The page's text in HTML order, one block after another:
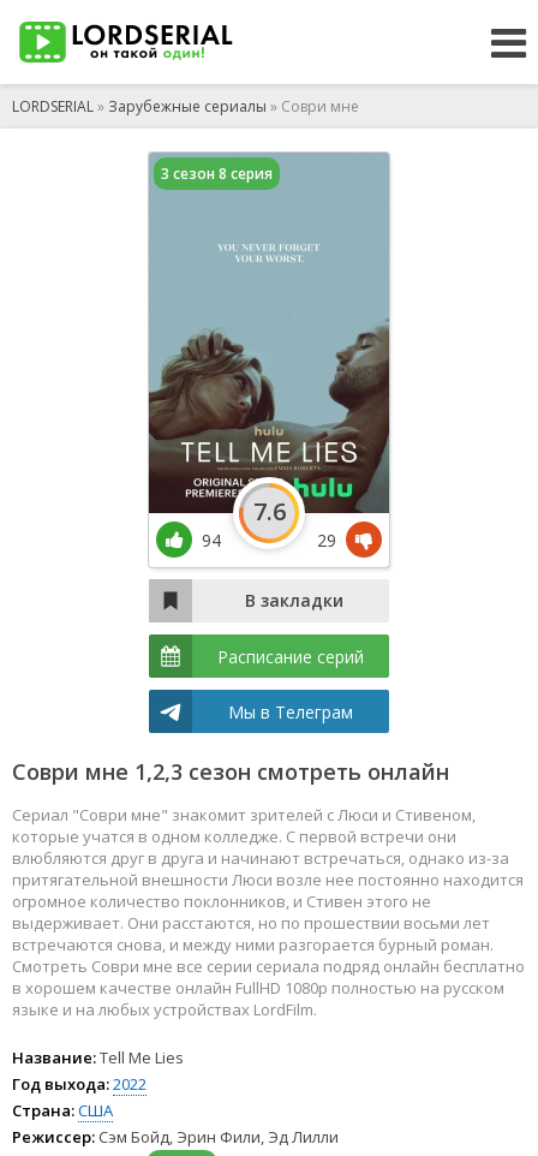
LORDSERIAL» Зарубежные сериалы » Соври мне
Соври мне 1,2,3 сезон смотреть онлайн
Сериал "Соври мне" знакомит зрителей с Люси и Стивеном,
которые учатся в одном колледже. С первой встречи они
влюбляются друг в друга и начинают встречаться, однако из-за
притягательной внешности Люси возле нее постоянно находится
огромное количество поклонников, и Стивен этого не
выдерживает. Они расстаются, но по прошествии восьми лет
встречаются снова, и между ними разгорается бурный роман.
Смотреть Соври мне все серии сериала подряд онлайн бесплатно
в хорошем качестве онлайн FullHD 1080p полностью на русском
языке и на любых устройствах LordFilm.
Название:Tell Me Lies
Год выхода:2022
Страна:США
Режиссер: Сэм Бойд, Эрин Фили, Эд Лилли
3 сезон 8 серия
94
7.6
29
Расписание серий
Мы в Телеграм